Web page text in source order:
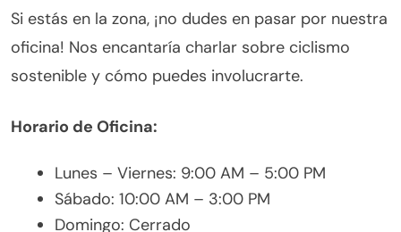
Si estás en la zona, ¡no dudes en pasar por nuestra
oficina! Nos encantaría charlar sobre ciclismo
sostenible y cómo puedes involucrarte.
Horario de Oficina:
Lunes – Viernes: 9:00 AM – 5:00 PM
Sábado: 10:00 AM – 3:00 PM
Domingo: Cerrado